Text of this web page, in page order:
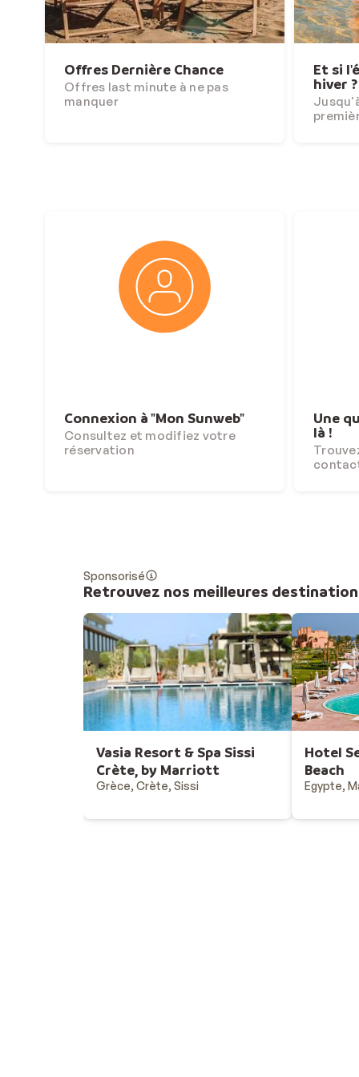
Offres Dernière Chance
Offres last minute à ne pas
manquer
Et si
hiver ?
Connexion à "Mon Sunweb"
Consultez et modifiez votre
réservation
Une
là !
Sponsorisé
Retrouvez nos meilleures
Vasia Resort & Spa Sissi
Crète, by Marriott
Grèce, Crète, Sissi
Hotel
Beach
Egypte,